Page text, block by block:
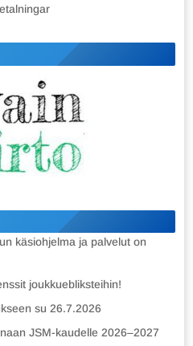
käsiohjelma ja palvelut on
joukkuebliksteihin!
su 26.7.2026
JSM-kaudelle 2026–2027